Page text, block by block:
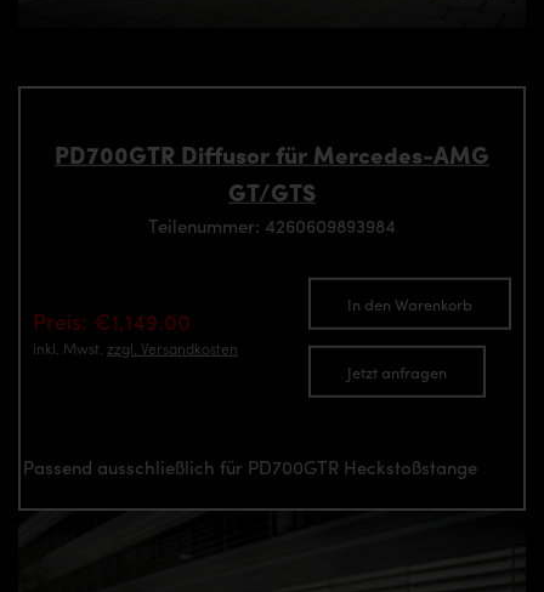
PD700GTR Diffusor für Mercedes-AMG
GT/GTS
Teilenummer: 4260609893984
Preis: €1,149.00
inkl. Mwst. zzgl. Versandkosten
In den Warenkorb
Jetzt anfragen
Passend ausschließlich für PD700GTR Heckstoßstange